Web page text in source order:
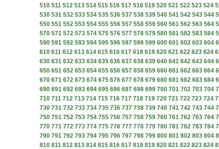
510 511 512 513 514 515 516 517 518 519 520 521 522 523 524
530 531 532 533 534 535 536 537 538 539 540 541 542 543 544
550 551 552 553 554 555 556 557 558 559 560 561 562 563 564
570 571 572 573 574 575 576 577 578 579 580 581 582 583 584
590 591 592 593 594 595 596 597 598 599 600 601 602 603 604
610 611 612 613 614 615 616 617 618 619 620 621 622 623 624
630 631 632 633 634 635 636 637 638 639 640 641 642 643 644
650 651 652 653 654 655 656 657 658 659 660 661 662 663 664
670 671 672 673 674 675 676 677 678 679 680 681 682 683 684
690 691 692 693 694 695 696 697 698 699 700 701 702 703 704
710 711 712 713 714 715 716 717 718 719 720 721 722 723 724
730 731 732 733 734 735 736 737 738 739 740 741 742 743 744
750 751 752 753 754 755 756 757 758 759 760 761 762 763 764
770 771 772 773 774 775 776 777 778 779 780 781 782 783 784
790 791 792 793 794 795 796 797 798 799 800 801 802 803 804
810 811 812 813 814 815 816 817 818 819 820 821 822 823 824